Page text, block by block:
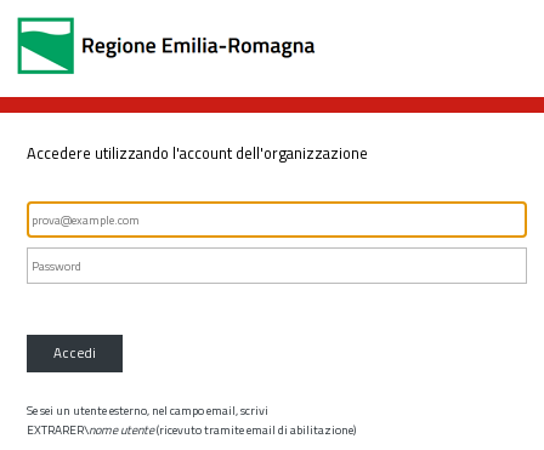
Accedere utilizzando l'account dell'organizzazione
Accedi
Se sei un utente esterno, nel campo email, scrivi
EXTRARER\nome utente(ricevuto tramite email di abilitazione)